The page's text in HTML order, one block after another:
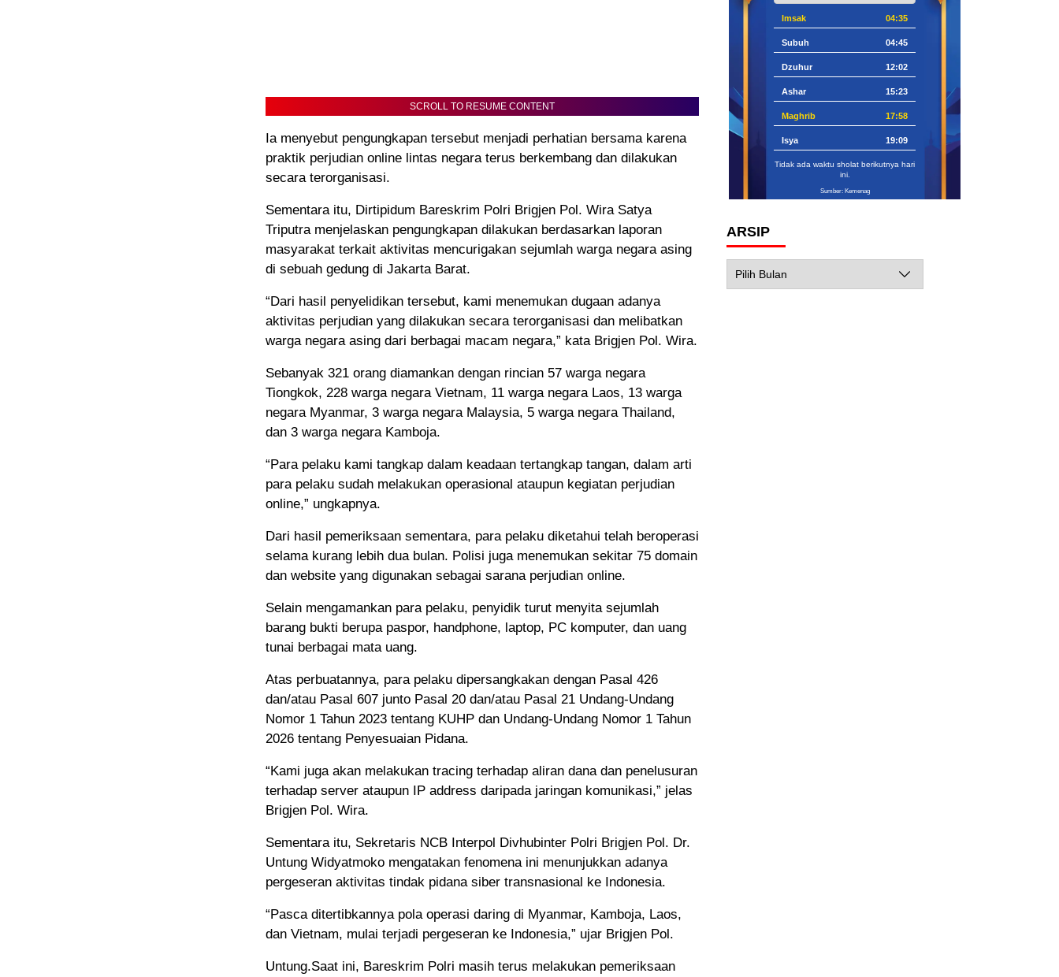
SCROLL TO RESUME CONTENT
Ia menyebut pengungkapan tersebut menjadi perhatian bersama karena
praktik perjudian online lintas negara terus berkembang dan dilakukan
secara terorganisasi.
Sementara itu, Dirtipidum Bareskrim Polri Brigjen Pol. Wira Satya
Triputra menjelaskan pengungkapan dilakukan berdasarkan laporan
masyarakat terkait aktivitas mencurigakan sejumlah warga negara asing
di sebuah gedung di Jakarta Barat.
“Dari hasil penyelidikan tersebut, kami menemukan dugaan adanya
aktivitas perjudian yang dilakukan secara terorganisasi dan melibatkan
warga negara asing dari berbagai macam negara,” kata Brigjen Pol. Wira.
Sebanyak 321 orang diamankan dengan rincian 57 warga negara
Tiongkok, 228 warga negara Vietnam, 11 warga negara Laos, 13 warga
negara Myanmar, 3 warga negara Malaysia, 5 warga negara Thailand,
dan 3 warga negara Kamboja.
“Para pelaku kami tangkap dalam keadaan tertangkap tangan, dalam arti
para pelaku sudah melakukan operasional ataupun kegiatan perjudian
online,” ungkapnya.
Dari hasil pemeriksaan sementara, para pelaku diketahui telah beroperasi
selama kurang lebih dua bulan. Polisi juga menemukan sekitar 75 domain
dan website yang digunakan sebagai sarana perjudian online.
Selain mengamankan para pelaku, penyidik turut menyita sejumlah
barang bukti berupa paspor, handphone, laptop, PC komputer, dan uang
tunai berbagai mata uang.
Atas perbuatannya, para pelaku dipersangkakan dengan Pasal 426
dan/atau Pasal 607 junto Pasal 20 dan/atau Pasal 21 Undang-Undang
Nomor 1 Tahun 2023 tentang KUHP dan Undang-Undang Nomor 1 Tahun
2026 tentang Penyesuaian Pidana.
“Kami juga akan melakukan tracing terhadap aliran dana dan penelusuran
terhadap server ataupun IP address daripada jaringan komunikasi,” jelas
Brigjen Pol. Wira.
Sementara itu, Sekretaris NCB Interpol Divhubinter Polri Brigjen Pol. Dr.
Untung Widyatmoko mengatakan fenomena ini menunjukkan adanya
pergeseran aktivitas tindak pidana siber transnasional ke Indonesia.
“Pasca ditertibkannya pola operasi daring di Myanmar, Kamboja, Laos,
dan Vietnam, mulai terjadi pergeseran ke Indonesia,” ujar Brigjen Pol.
Untung.Saat ini, Bareskrim Polri masih terus melakukan pemeriksaan
Imsak 04:35
Subuh 04:45
Dzuhur 12:02
Ashar 15:23
Maghrib 17:58
Isya 19:09
Tidak ada waktu sholat berikutnya hari
ini.
Sumber: Kemenag
ARSIP